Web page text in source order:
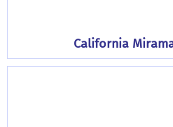
California